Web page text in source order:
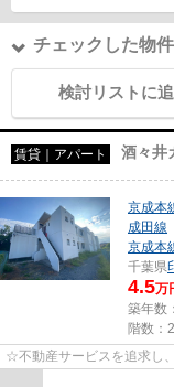
チェックした物
検討リストに
賃貸｜アパート 酒々井
京成本
成田線
京成本
千葉県
4.5万
築年数
階数：
☆不動産サービスを追求し